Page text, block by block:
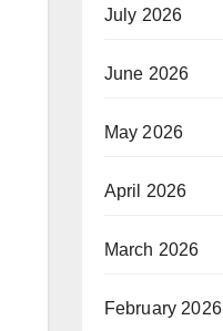
July 2026
June 2026
May 2026
April 2026
March 2026
February 2026